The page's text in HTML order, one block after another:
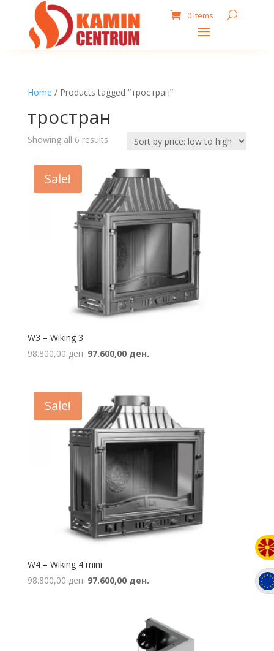
0 Items
Home / Products tagged “тростран”
тростран
Showing all 6 resultsSorted
price:
low
to
high
Sale!
W3 – Wiking 3
98.800,00ден. Original
98.800,00 ден..
97.600,00 ден.Current
97.600,00 ден..
Sale!
W4 – Wiking 4 mini
98.800,00ден. Original
98.800,00 ден..
97.600,00 ден.Current
97.600,00 ден..